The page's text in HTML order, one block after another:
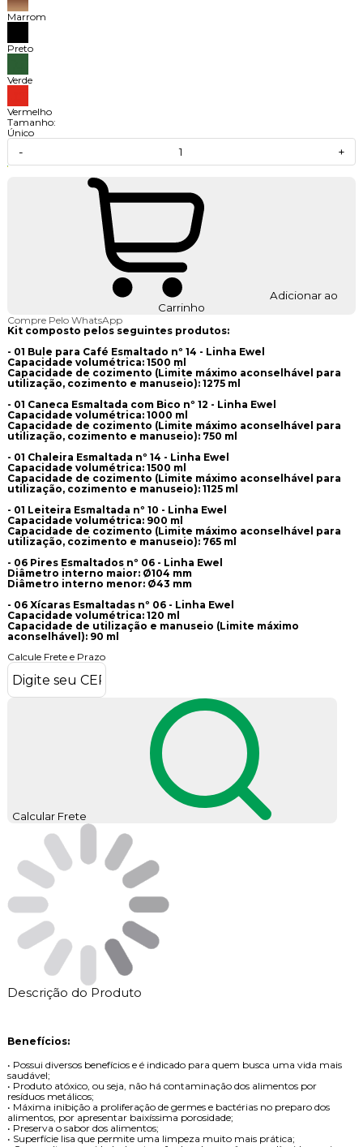
Marrom
Preto
Verde
Vermelho
Tamanho:
Único
- +
Adicionar ao
Carrinho
Compre Pelo WhatsApp
Kit composto pelos seguintes produtos:
- 01 Bule para Café Esmaltado nº 14 - Linha Ewel
Capacidade volumétrica: 1500 ml
Capacidade de cozimento (Limite máximo aconselhável para
utilização, cozimento e manuseio): 1275 ml
- 01 Caneca Esmaltada com Bico nº 12 - Linha Ewel
Capacidade volumétrica: 1000 ml
Capacidade de cozimento (Limite máximo aconselhável para
utilização, cozimento e manuseio): 750 ml
- 01 Chaleira Esmaltada nº 14 - Linha Ewel
Capacidade volumétrica: 1500 ml
Capacidade de cozimento (Limite máximo aconselhável para
utilização, cozimento e manuseio): 1125 ml
- 01 Leiteira Esmaltada nº 10 - Linha Ewel
Capacidade volumétrica: 900 ml
Capacidade de cozimento (Limite máximo aconselhável para
utilização, cozimento e manuseio): 765 ml
- 06 Pires Esmaltados nº 06 - Linha Ewel
Diâmetro interno maior: Ø104 mm
Diâmetro interno menor: Ø43 mm
- 06 Xícaras Esmaltadas nº 06 - Linha Ewel
Capacidade volumétrica: 120 ml
Capacidade de utilização e manuseio (Limite máximo
aconselhável): 90 ml
Calcule Frete e Prazo
Calcular Frete
Descrição do Produto
Benefícios:
• Possui diversos benefícios e é indicado para quem busca uma vida mais
saudável;
• Produto atóxico, ou seja, não há contaminação dos alimentos por
resíduos metálicos;
• Máxima inibição a proliferação de germes e bactérias no preparo dos
alimentos, por apresentar baixíssima porosidade;
• Preserva o sabor dos alimentos;
• Superfície lisa que permite uma limpeza muito mais prática;